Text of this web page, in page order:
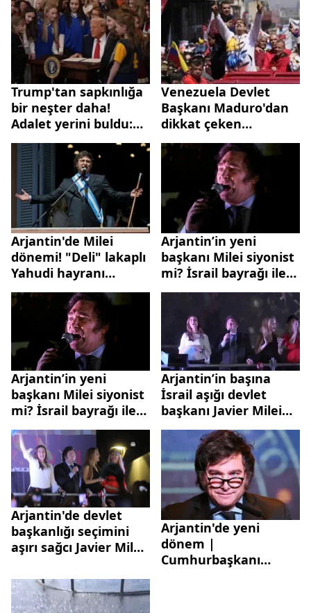
Trump'tan sapkınlığa
bir neşter daha!
Adalet yerini buldu:
Trans sporculara
kadın
müsabakalarından
men
Venezuela Devlet
Başkanı Maduro'dan
dikkat çeken
açıklama:
Maradona'nın
öldürüldüğüne
inanıyorum
Arjantin'de Milei
dönemi! "Deli" lakaplı
Yahudi hayranı
başkan göreve
başladı! Merkez
Bankası için cenaze
töreni...
Arjantin’in yeni
başkanı Milei siyonist
mi? İsrail bayrağı ile
miting yapmıştı
Arjantin’in yeni
başkanı Milei siyonist
mi? İsrail bayrağı ile
miting yapmıştı
Arjantin’in başına
İsrail aşığı devlet
başkanı Javier Milei
geçti
Arjantin'de devlet
başkanlığı seçimini
aşırı sağcı Javier Milei
kimdir? Vaatleri
neler?
Arjantin'de yeni
dönem |
Cumhurbaşkanı